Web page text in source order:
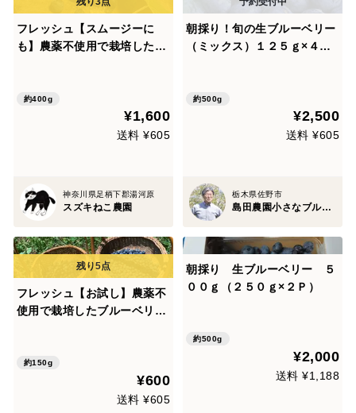
フレッシュ【スムージーに
も】農薬不使用で栽培したブ
約400g
¥1,600
送料 ¥605
神奈川県足柄下郡湯河原
スズキねこ農園
朝採り！旬の生ブルーベリー
（ミックス）１２５ｇ×４パ
約500g
¥2,500
送料 ¥605
栃木県佐野市
島田農園小さなブルーベリー畑
フレッシュ【お試し】農薬不
使用で栽培したブルーベリー
約150g
¥600
送料 ¥605
朝採り 生ブルーベリー ５
００ｇ（２５０ｇ×２Ｐ）
約500g
¥2,000
送料 ¥1,188